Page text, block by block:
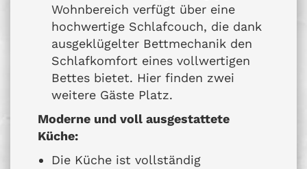
Wohnbereich verfügt über eine
hochwertige Schlafcouch, die dank
ausgeklügelter Bettmechanik den
Schlafkomfort eines vollwertigen
Bettes bietet. Hier finden zwei
weitere Gäste Platz.
Moderne und voll ausgestattete
Küche:
Die Küche ist vollständig